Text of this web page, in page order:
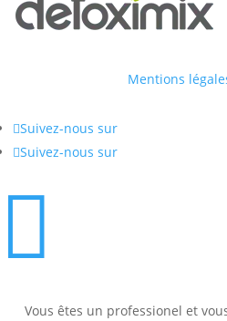
Mentions
Suivez-nous sur
Suivez-nous sur

Vous êtes un professionel et